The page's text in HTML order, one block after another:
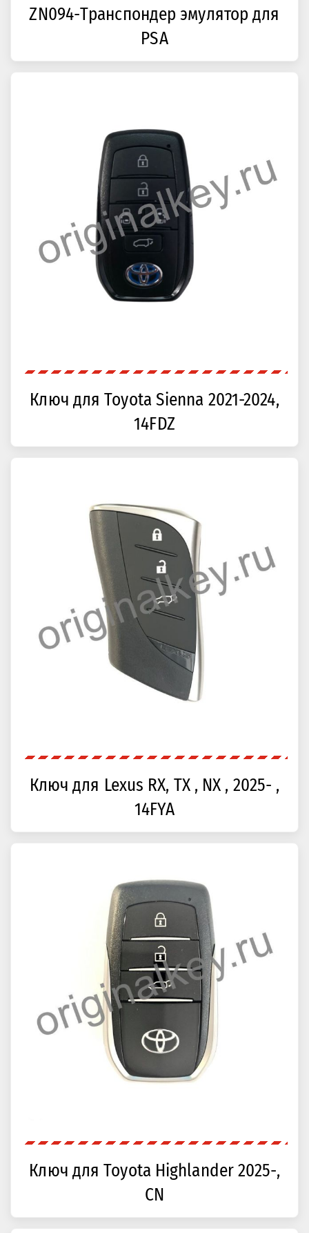
ZN094-Транспондер эмулятор для
PSA
Ключ для Toyota Sienna 2021-2024,
14FDZ
Ключ для Lexus RX, TX , NX , 2025- ,
14FYA
Ключ для Toyota Highlander 2025-,
CN